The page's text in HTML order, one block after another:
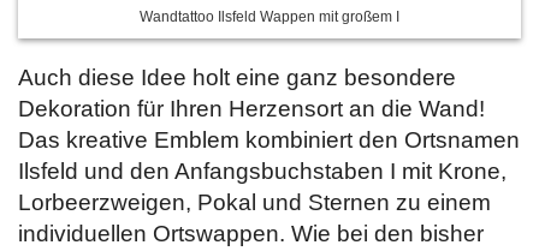
Wandtattoo Ilsfeld Wappen mit großem I
Auch diese Idee holt eine ganz besondere
Dekoration für Ihren Herzensort an die Wand!
Das kreative Emblem kombiniert den Ortsnamen
Ilsfeld und den Anfangsbuchstaben I mit Krone,
Lorbeerzweigen, Pokal und Sternen zu einem
individuellen Ortswappen. Wie bei den bisher